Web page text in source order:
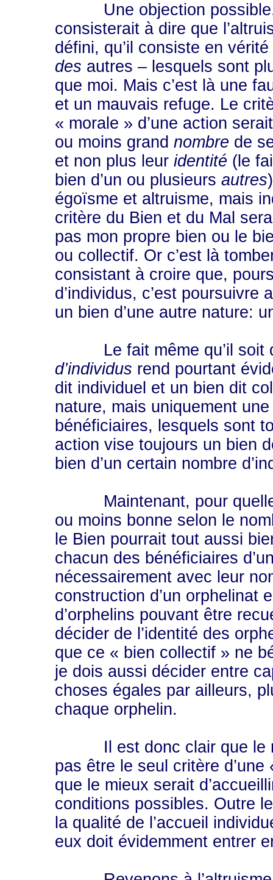
Une objection
consisterait à dire que
défini, qu’il consiste en
des autres – lesquels sont
que moi. Mais c’est là une
et un mauvais refuge. Le
« morale » d’une action
ou moins grand nombre de
et non plus leur identité (le
bien d’un ou plusieurs autres
égoïsme et altruisme, mais
critère du Bien et du Mal
pas mon propre bien ou le
ou collectif. Or c’est là
consistant à croire que,
d’individus, c’est poursuivre
un bien d’une autre nature:
Le fait même qu’il soit
d’individus rend pourtant
dit individuel et un bien dit
nature, mais uniquement
bénéficiaires, lesquels sont
action vise toujours un bien
bien d’un certain nombre
Maintenant, pour quelle
ou moins bonne selon le
le Bien pourrait tout aussi
chacun des bénéficiaires
nécessairement avec leur
construction d’un orphelinat
d’orphelins pouvant être
décider de l’identité des
que ce « bien collectif » ne
je dois aussi décider entre
choses égales par ailleurs,
chaque orphelin.
Il est donc clair que le
pas être le seul critère
que le mieux serait
conditions possibles. Outre
la qualité de l’accueil
eux doit évidemment entrer